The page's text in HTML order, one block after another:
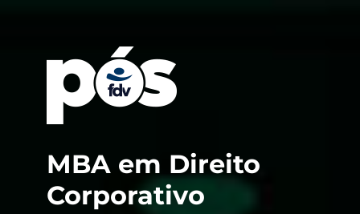
MBA em Direito
Corporativo